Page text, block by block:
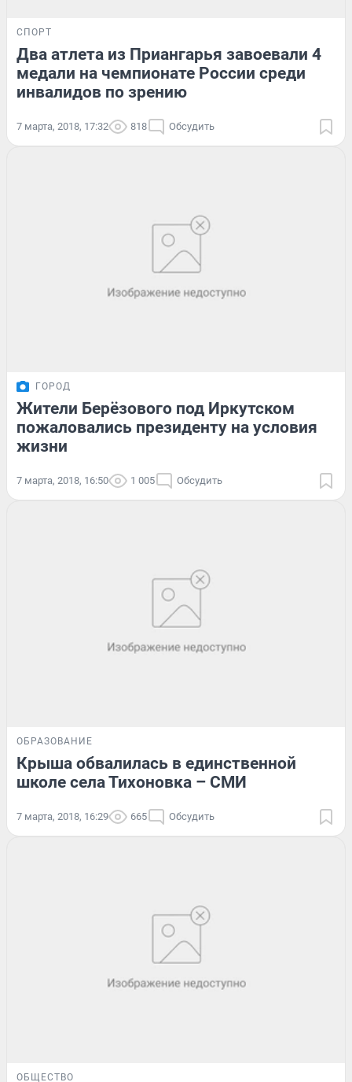
СПОРТ
Два атлета из Приангарья завоевали 4
медали на чемпионате России среди
инвалидов по зрению
7 марта, 2018, 17:32 818 Обсудить
ГОРОД
Жители Берёзового под Иркутском
пожаловались президенту на условия
жизни
7 марта, 2018, 16:50 1 005 Обсудить
ОБРАЗОВАНИЕ
Крыша обвалилась в единственной
школе села Тихоновка – СМИ
7 марта, 2018, 16:29 665 Обсудить
ОБЩЕСТВО